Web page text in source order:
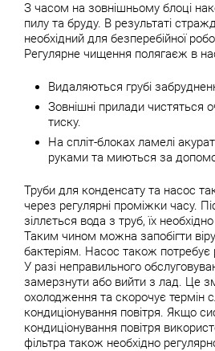
З часом на зовнішньому блоці
пилу та бруду. В результаті
необхідний для безперебійної
Регулярне чищення полягаєж в
Видаляються грубі
Зовнішні прилади чистяться
тиску.
На спліт-блоках ламелі
руками та миються за
Труби для конденсату та насос
через регулярні проміжки часу.
зіллється вода з труб, їх
Таким чином можна запобігти
бактеріям. Насос також потребує
У разі неправильного
замерзнути або вийти з лад. Це
охолодження та скорочує термін
кондиціонування повітря. Якщо
кондиціонування повітря
фільтра також необхідно